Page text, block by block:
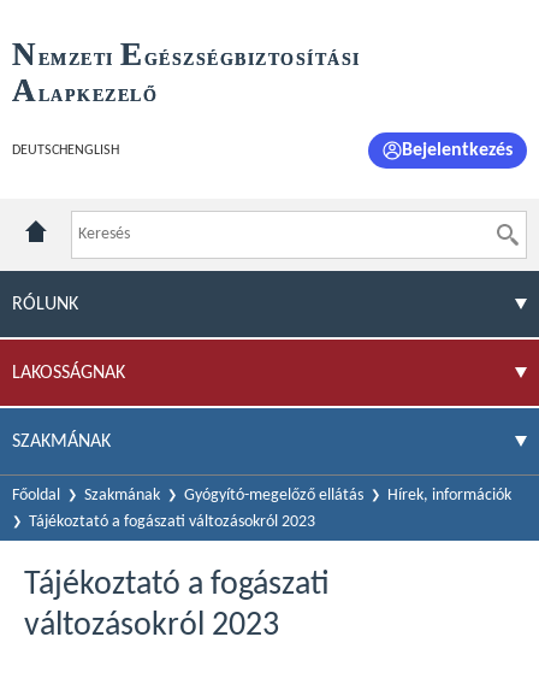
NEMZETI E GÉSZSÉGBIZTOSÍTÁSI
ALAPKEZELŐ
DEUTSCH ENGLISH Bejelentkezés
RÓLUNK
LAKOSSÁGNAK
SZAKMÁNAK
Főoldal Szakmának Gyógyító-megelőző ellátás
Hírek, információk
Tájékoztató a fogászati változásokról 2023
Tájékoztató a fogászati
változásokról 2023